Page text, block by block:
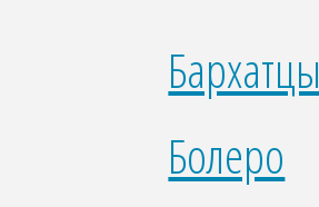
Бархатцы
Болеро